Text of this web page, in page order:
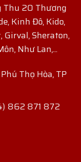
Thu 20 Thương
Kinh Đô, Kido,
Girval, Sheraton,
Như Lan,...
Thọ Hòa, TP
862 871 872